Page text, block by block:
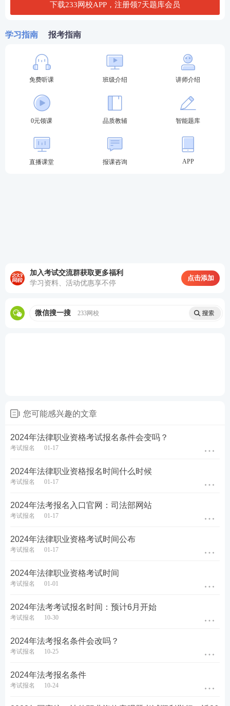
《国家统一法律职业资格考试实施办法》实施前已取
得学籍（考籍）或者已取得相应学历的高等学校法学
类专业本科及以上学历毕业生并具有法律
专业知识
的，可以报名参加国家统一法律职业资格考试。
点击购买，取证不等待
第一轮复习：【
理解专业概
频得分考点，考前15页纸+音频磨耳朵,达到
第四轮复习：【主观题专项冲刺】
月冲刺接力，集中突破主观题
，掌握
主观题锁分技巧，硬核通关
♥4轮授课体系主客一体，什么都不用多想，
跟着老师学，早日通过考试♥
备考工具：【 电子法条查询系统】【
载】
备考资料：【免费领《内部讲义》包邮
下载】
下载233网校APP，注册领7天题库会员
学习指南 报考指南
免费听课 班级介绍 讲师介绍
0元领课 品质教辅 智能题库
直播课堂 报课咨询 APP
加入考试交流群获取更多福利
学习资料、活动优惠享不停
点击添加
微信搜一搜 233网校
您可能感兴趣的文章
2024年法律职业资格考试报名条件会变吗？
考试报名 01-17
2024年法律职业资格报名时间什么时候
考试报名 01-17
2024年法考报名入口官网：司法部网站
考试报名 01-17
2024年法律职业资格考试时间公布
考试报名 01-17
2024年法律职业资格考试时间
考试报名 01-01
2024年法考考试报名时间：预计6月开始
考试报名 10-30
2024年法考报名条件会改吗？
考试报名 10-25
2024年法考报名条件
考试报名 10-24